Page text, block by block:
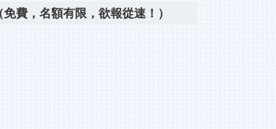
費，名額有限，欲報從速！）